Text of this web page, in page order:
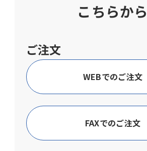
こちらから
ご注文
WEBでのご注文
FAXでのご注文